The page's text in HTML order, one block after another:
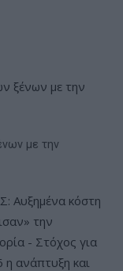
με την